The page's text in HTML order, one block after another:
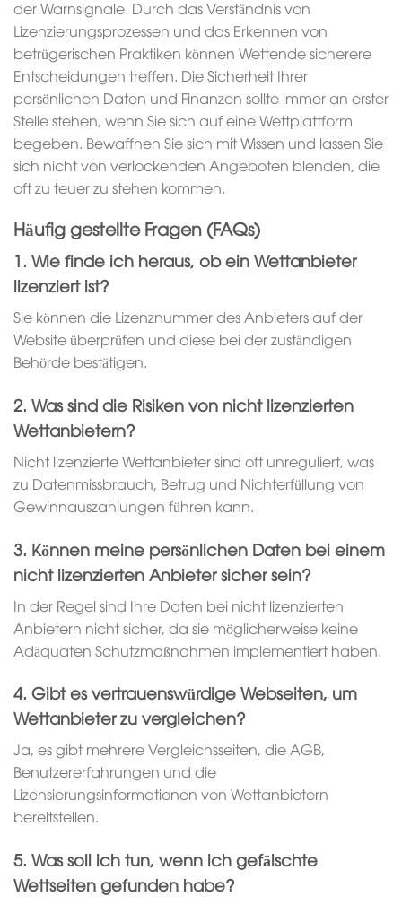
der Warnsignale. Durch das Verständnis von
Lizenzierungsprozessen und das Erkennen von
betrügerischen Praktiken können Wettende sicherere
Entscheidungen treffen. Die Sicherheit Ihrer
persönlichen Daten und Finanzen sollte immer an erster
Stelle stehen, wenn Sie sich auf eine Wettplattform
begeben. Bewaffnen Sie sich mit Wissen und lassen Sie
sich nicht von verlockenden Angeboten blenden, die
oft zu teuer zu stehen kommen.
Häufig gestellte Fragen (FAQs)
1. Wie finde ich heraus, ob ein Wettanbieter
lizenziert ist?
Sie können die Lizenznummer des Anbieters auf der
Website überprüfen und diese bei der zuständigen
Behörde bestätigen.
2. Was sind die Risiken von nicht lizenzierten
Wettanbietern?
Nicht lizenzierte Wettanbieter sind oft unreguliert, was
zu Datenmissbrauch, Betrug und Nichterfüllung von
Gewinnauszahlungen führen kann.
3. Können meine persönlichen Daten bei einem
nicht lizenzierten Anbieter sicher sein?
In der Regel sind Ihre Daten bei nicht lizenzierten
Anbietern nicht sicher, da sie möglicherweise keine
Adäquaten Schutzmaßnahmen implementiert haben.
4. Gibt es vertrauenswürdige Webseiten, um
Wettanbieter zu vergleichen?
Ja, es gibt mehrere Vergleichsseiten, die AGB,
Benutzererfahrungen und die
Lizensierungsinformationen von Wettanbietern
bereitstellen.
5. Was soll ich tun, wenn ich gefälschte
Wettseiten gefunden habe?